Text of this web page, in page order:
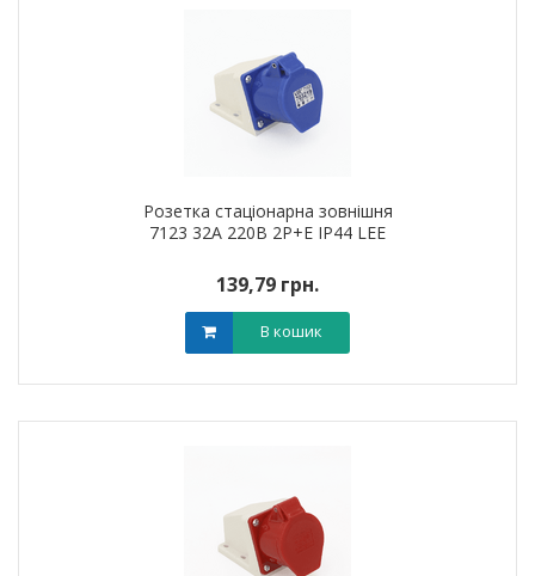
Розетка стаціонарна зовнішня
7123 32А 220В 2Р+Е IP44 LEE
139,79 грн.
В кошик